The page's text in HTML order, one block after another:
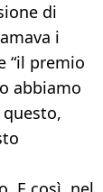
di
i
“il premio
abbiamo